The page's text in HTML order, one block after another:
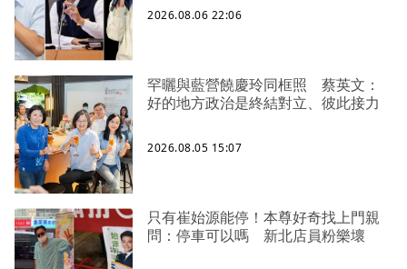
2026.08.06 22:06
罕曬與藍營饒慶玲同框照 蔡英文：
好的地方政治是終結對立、彼此接力
2026.08.05 15:07
只有崔始源能停！本尊好奇找上門親
問：停車可以嗎 新北店員粉樂壞